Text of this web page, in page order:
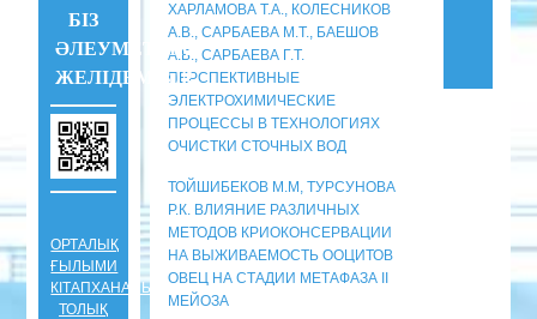
ХАРЛАМОВА Т.А., КОЛЕСНИКОВ
А.В., САРБАЕВА М.Т., БАЕШОВ
А.Б., САРБАЕВА Г.Т.
ПЕРСПЕКТИВНЫЕ
ЭЛЕКТРОХИМИЧЕСКИЕ
ПРОЦЕССЫ В ТЕХНОЛОГИЯХ
ОЧИСТКИ СТОЧНЫХ ВОД
ТОЙШИБЕКОВ М.М, ТУРСУНОВА
Р.К. ВЛИЯНИЕ РАЗЛИЧНЫХ
МЕТОДОВ КРИОКОНСЕРВАЦИИ
НА ВЫЖИВАЕМОСТЬ ООЦИТОВ
ОВЕЦ НА СТАДИИ МЕТАФАЗА II
МЕЙОЗА
БІЗ
ӘЛЕУМЕТТІК
ЖЕЛІДЕМІЗ !!!
ОРТАЛЫҚ
ҒЫЛЫМИ
КІТАПХАНАНЫҢ
ТОЛЫҚ